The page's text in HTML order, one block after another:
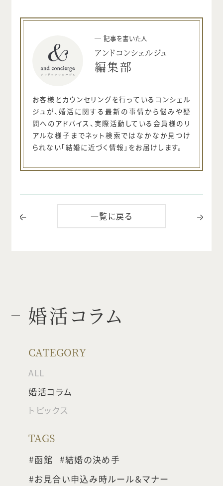
記事を書いた人
アンドコンシェルジュ
編集部
お客様とカウンセリングを行っているコンシェル
ジュが、婚活に関する最新の事情から悩みや疑
問へのアドバイス、実際活動している会員様のリ
アルな様子までネット検索ではなかなか見つけ
られない「結婚に近づく情報」をお届けします。
一覧に戻る
婚活コラム
CATEGORY
ALL
婚活コラム
トピックス
TAGS
函館
結婚の決め手
お見合い申込み時ルール＆マナー